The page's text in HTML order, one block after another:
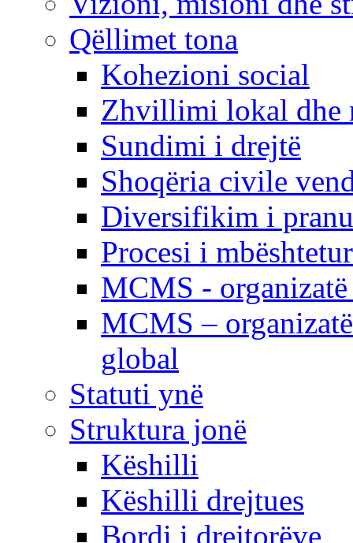
Qëllimet tona
Kohezioni social
Zhvillimi lokal dhe
Sundimi i drejtë
Shoqëria civile
Diversifikim i
Procesi i
MCMS -
MCMS –
global
Statuti ynë
Struktura jonë
Këshilli
Këshilli drejtues
Bordi i drejtorëve